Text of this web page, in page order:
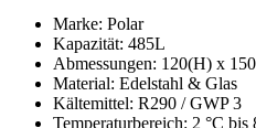
Marke: Polar
Kapazität: 485L
Abmessungen: 120(H) x
Material: Edelstahl & Glas
Kältemittel: R290 / GWP 3
Temperaturbereich: 2 °C bis